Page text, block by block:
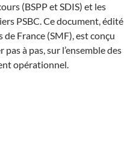
(BSPP et SDIS) et les
PSBC. Ce document, édité
de France (SMF), est conçu
à pas, sur l’ensemble des
opérationnel.